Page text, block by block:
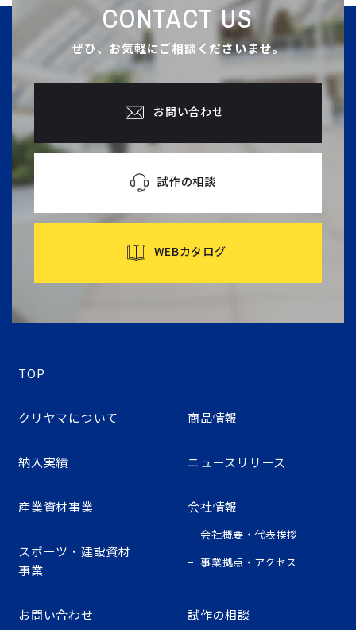
CONTACT US
ぜひ、お気軽にご相談くださいませ。
お問い合わせ
試作の相談
WEBカタログ
TOP
クリヤマについて 商品情報
納入実績 ニュースリリース
産業資材事業
スポーツ・建設資材
事業
会社情報
会社概要・代表挨拶
事業拠点・アクセス
お問い合わせ 試作の相談